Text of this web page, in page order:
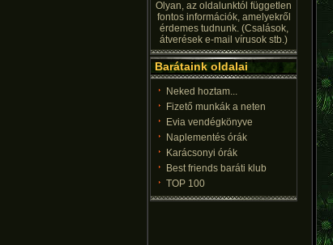
Olyan, az oldalunktól független
fontos információk, amelyekről
érdemes tudnunk. (Csalások,
átverések e-mail vírusok stb.)
Barátaink oldalai
Neked hoztam...
Fizető munkák a neten
Evia vendégkönyve
Naplementés órák
Karácsonyi órák
Best friends baráti klub
TOP 100